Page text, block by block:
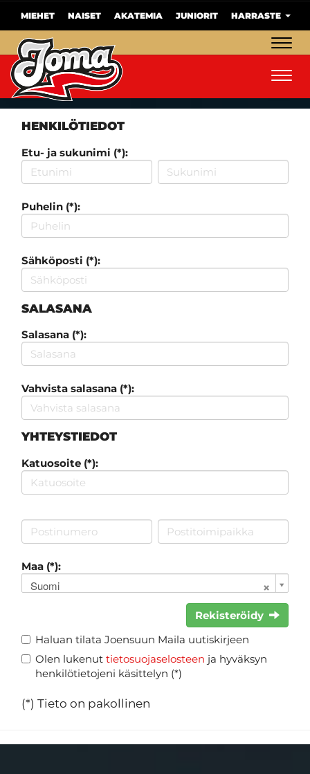
MIEHET NAISET AKATEMIA JUNIORIT HARRASTE
HENKILÖTIEDOT
Etu- ja sukunimi (*):
Puhelin (*):
Sähköposti (*):
SALASANA
Salasana (*):
Vahvista salasana (*):
YHTEYSTIEDOT
Katuosoite (*):
Maa (*):
Suomi
Rekisteröidy
Haluan tilata Joensuun Maila uutiskirjeen
Olen lukenut tietosuojaselosteen ja hyväksyn
henkilötietojeni käsittelyn (*)
(*) Tieto on pakollinen